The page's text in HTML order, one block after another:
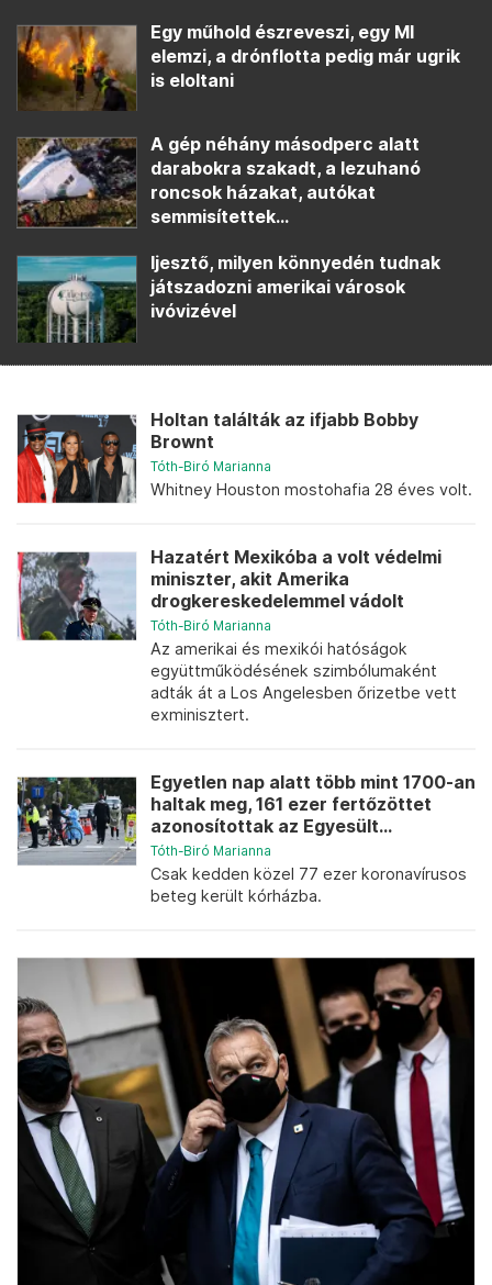
Egy műhold észreveszi, egy MI
elemzi, a drónflotta pedig már ugrik
is eloltani
A gép néhány másodperc alatt
darabokra szakadt, a lezuhanó
roncsok házakat, autókat
semmisítettek...
Ijesztő, milyen könnyedén tudnak
játszadozni amerikai városok
ivóvizével
Holtan találták az ifjabb Bobby
Brownt
Tóth-Biró Marianna
Whitney Houston mostohafia 28 éves volt.
Hazatért Mexikóba a volt védelmi
miniszter, akit Amerika
drogkereskedelemmel vádolt
Tóth-Biró Marianna
Az amerikai és mexikói hatóságok
együttműködésének szimbólumaként
adták át a Los Angelesben őrizetbe vett
exminisztert.
Egyetlen nap alatt több mint 1700-an
haltak meg, 161 ezer fertőzöttet
azonosítottak az Egyesült...
Tóth-Biró Marianna
Csak kedden közel 77 ezer koronavírusos
beteg került kórházba.